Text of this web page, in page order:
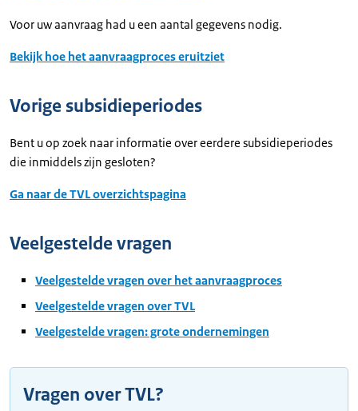
Voor uw aanvraag had u een aantal gegevens nodig.
Bekijk hoe het aanvraagproces eruitziet
Vorige subsidieperiodes
Bent u op zoek naar informatie over eerdere subsidieperiodes
die inmiddels zijn gesloten?
Ga naar de TVL overzichtspagina
Veelgestelde vragen
Veelgestelde vragen over het aanvraagproces
Veelgestelde vragen over TVL
Veelgestelde vragen: grote ondernemingen
Vragen over TVL?